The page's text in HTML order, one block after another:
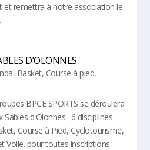
et remettra à notre association le
D’OLONNES
, Basket, Course à pied,
BPCE SPORTS se déroulera
Sables d'Olonnes. 6 disciplines
Course à Pied, Cyclotourisme,
Voile. pour toutes inscriptions